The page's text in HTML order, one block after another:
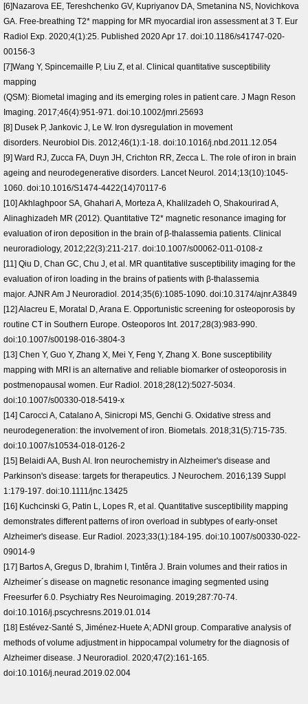
[6]Nazarova EE, Tereshchenko GV, Kupriyanov DA, Smetanina NS, Novichkova
GA. Free-breathing T2* mapping for MR myocardial iron assessment at 3 T. Eur
Radiol Exp. 2020;4(1):25. Published 2020 Apr 17. doi:10.1186/s41747-020-
00156-3
[7]Wang Y, Spincemaille P, Liu Z, et al. Clinical quantitative susceptibility
mapping
(QSM): Biometal imaging and its emerging roles in patient care. J Magn Reson
Imaging. 2017;46(4):951-971. doi:10.1002/jmri.25693
[8] Dusek P, Jankovic J, Le W. Iron dysregulation in movement
disorders. Neurobiol Dis. 2012;46(1):1-18. doi:10.1016/j.nbd.2011.12.054
[9] Ward RJ, Zucca FA, Duyn JH, Crichton RR, Zecca L. The role of iron in brain
ageing and neurodegenerative disorders. Lancet Neurol. 2014;13(10):1045-
1060. doi:10.1016/S1474-4422(14)70117-6
[10] Akhlaghpoor SA, Ghahari A, Morteza A, Khalilzadeh O, Shakourirad A,
Alinaghizadeh MR (2012). Quantitative T2* magnetic resonance imaging for
evaluation of iron deposition in the brain of β-thalassemia patients. Clinical
neuroradiology, 2012;22(3):211-217. doi:10.1007/s00062-011-0108-z
[11] Qiu D, Chan GC, Chu J, et al. MR quantitative susceptibility imaging for the
evaluation of iron loading in the brains of patients with β-thalassemia
major. AJNR Am J Neuroradiol. 2014;35(6):1085-1090. doi:10.3174/ajnr.A3849
[12] Alacreu E, Moratal D, Arana E. Opportunistic screening for osteoporosis by
routine CT in Southern Europe. Osteoporos Int. 2017;28(3):983-990.
doi:10.1007/s00198-016-3804-3
[13] Chen Y, Guo Y, Zhang X, Mei Y, Feng Y, Zhang X. Bone susceptibility
mapping with MRI is an alternative and reliable biomarker of osteoporosis in
postmenopausal women. Eur Radiol. 2018;28(12):5027-5034.
doi:10.1007/s00330-018-5419-x
[14] Carocci A, Catalano A, Sinicropi MS, Genchi G. Oxidative stress and
neurodegeneration: the involvement of iron. Biometals. 2018;31(5):715-735.
doi:10.1007/s10534-018-0126-2
[15] Belaidi AA, Bush AI. Iron neurochemistry in Alzheimer's disease and
Parkinson's disease: targets for therapeutics. J Neurochem. 2016;139 Suppl
1:179-197. doi:10.1111/jnc.13425
[16] Kuchcinski G, Patin L, Lopes R, et al. Quantitative susceptibility mapping
demonstrates different patterns of iron overload in subtypes of early-onset
Alzheimer's disease. Eur Radiol. 2023;33(1):184-195. doi:10.1007/s00330-022-
09014-9
[17] Bartos A, Gregus D, Ibrahim I, Tintěra J. Brain volumes and their ratios in
Alzheimer´s disease on magnetic resonance imaging segmented using
Freesurfer 6.0. Psychiatry Res Neuroimaging. 2019;287:70-74.
doi:10.1016/j.pscychresns.2019.01.014
[18] Estévez-Santé S, Jiménez-Huete A; ADNI group. Comparative analysis of
methods of volume adjustment in hippocampal volumetry for the diagnosis of
Alzheimer disease. J Neuroradiol. 2020;47(2):161-165.
doi:10.1016/j.neurad.2019.02.004